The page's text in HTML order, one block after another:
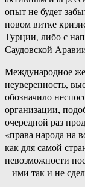
опыт не будет
новом витке
Турции, либо с
Саудовской
Международное же
неуверенность,
обозначило
организации,
очередной раз
«права народа на
как для самой
невозможности
– ими так и не